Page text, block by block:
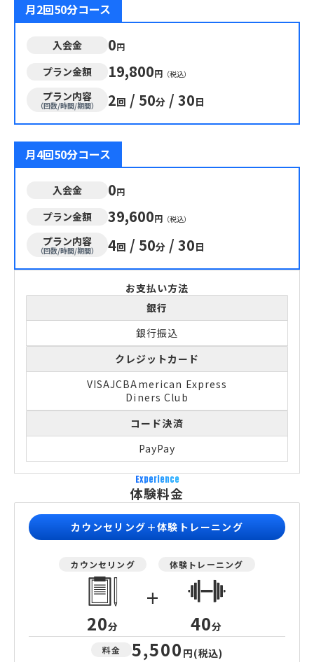
月2回50分コース
入会金 0円
プラン金額 19,800円 （税込）
プラン内容
（回数/時間/期間） 2回 / 50分 / 30日
月4回50分コース
入会金 0円
プラン金額 39,600円 （税込）
プラン内容
（回数/時間/期間） 4回 / 50分 / 30日
お支払い方法
銀行
銀行振込
クレジットカード
VISAJCBAmerican Express
Diners Club
コード決済
PayPay
Experience
体験料金
カウンセリング＋体験トレーニング
カウンセリング
20分
+
体験トレーニング
40分
料金 5,500 円(税込)